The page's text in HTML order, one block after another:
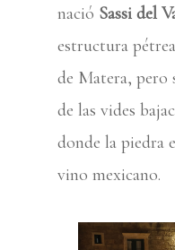
nació Sassi del
estructura
de Matera, pero
de las vides
donde la piedra
vino mexicano.